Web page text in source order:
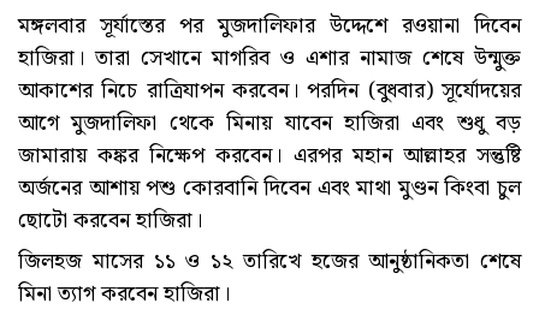
মঙ্গলবার সূর্যাস্তের পর মুজদালিফার উদ্দেশে রওয়ানা দিবেন
হাজিরা। তারা সেখানে মাগরিব ও এশার নামাজ শেষে উন্মুক্ত
আকাশের নিচে রাত্রিযাপন করবেন। পরদিন (বুধবার) সূর্যোদয়ের
আগে মুজদালিফা থেকে মিনায় যাবেন হাজিরা এবং শুধু বড়
জামারায় কঙ্কর নিক্ষেপ করবেন। এরপর মহান আল্লাহর সন্তুষ্টি
অর্জনের আশায় পশু কোরবানি দিবেন এবং মাথা মুণ্ডন কিংবা চুল
ছোটো করবেন হাজিরা।
জিলহজ মাসের ১১ ও ১২ তারিখে হজের আনুষ্ঠানিকতা শেষে
মিনা ত্যাগ করবেন হাজিরা।